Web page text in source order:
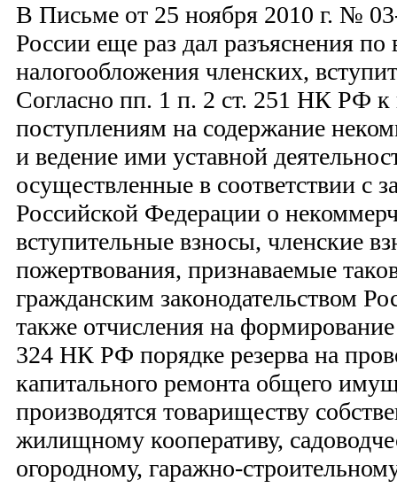
В Письме от 25 ноября 2010 г. №
России еще раз дал разъяснения по
налогообложения членских,
Согласно пп. 1 п. 2 ст. 251 НК РФ
поступлениям на содержание
и ведение ими уставной
осуществленные в соответствии с
Российской Федерации о
вступительные взносы, членские
пожертвования, признаваемые
гражданским законодательством
также отчисления на
324 НК РФ порядке резерва на
капитального ремонта общего
производятся товариществу
жилищному кооперативу,
огородному, гаражно-